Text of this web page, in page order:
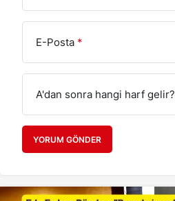
E-Posta *
A'dan sonra hangi harf gelir?
YORUM GÖNDER